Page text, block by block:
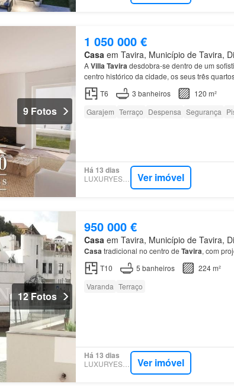
9 Fotos
1 050 000 €
Casa em Tavira, Município de Tavira,
AVillaTaviradesdobra-se dentro de um
centro histórico da cidade, os seus três
posiciona-se serenamente acima da
T6 3 banheiros
120 m²
Garajem Terraço Despensa Segurança
Há 13 dias
LUXURYESTATE Ver imóvel
12 Fotos
950 000 €
Casa em Tavira, Município de Tavira,
Casatradicional no centro de Tavira, com
T10
5 banheiros
224 m²
Varanda Terraço
Há 13 dias
LUXURYESTATE Ver imóvel